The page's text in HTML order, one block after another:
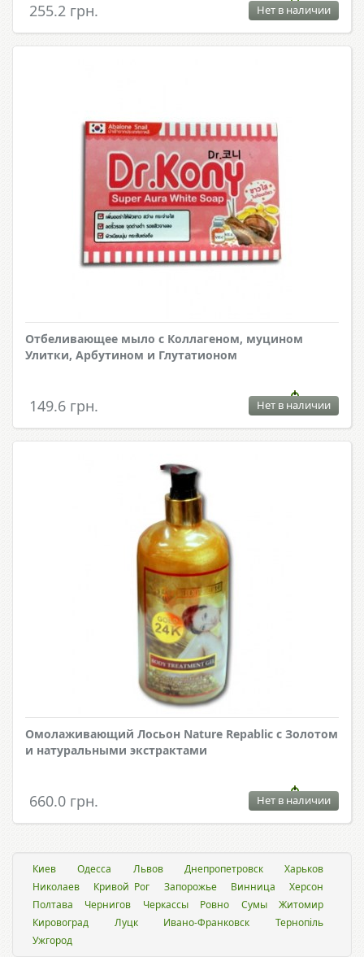
255.2 грн. Нет в наличии
Отбеливающее мыло с Коллагеном, муцином
Улитки, Арбутином и Глутатионом
149.6 грн. Нет в наличии
Омолаживающий Лосьон Nature Repablic с Золотом
и натуральными экстрактами
660.0 грн. Нет в наличии
Киев Одесса Львов Днепропетровск
Харьков
Николаев
Кривой Рог Запорожье Винница
Херсон
Полтава
Чернигов Черкассы Ровно Сумы
Житомир
Кировоград
Луцк Ивано-Франковск
Тернопіль
Ужгород